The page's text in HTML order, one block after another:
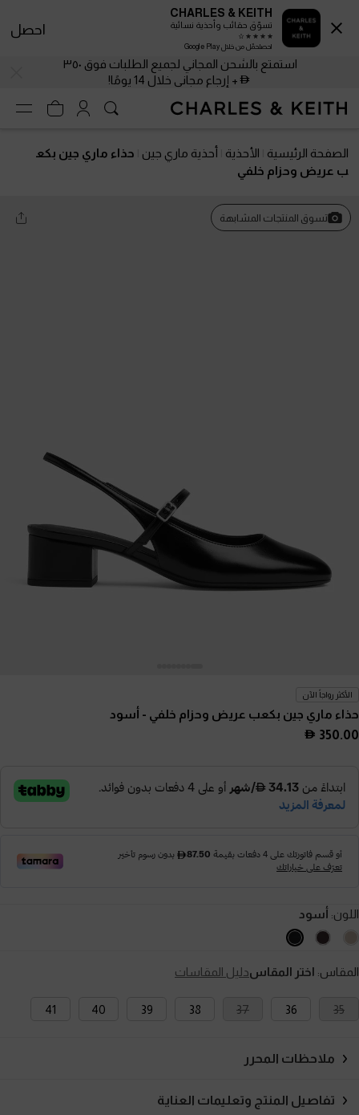
استمتع بالشحن المجاني لجميع الطلبات فوق ٣٥٠
+ إرجاع مجاني خلال 14 يومًا!
الصفحة الرئيسية الأحذية أحذية ماري جين
حذاء ماري جين بكع
ب عريض وحزام خلفي
تسوق المنتجات المشابهة
الأكثر رواجاً الآن
حذاء ماري جين بكعب عريض وحزام خلفي - أسود
350.00
اللون: أسود
المقاس: اختر المقاسدليل المقاسات
35
36
37
38
39
40
41
ملاحظات المحرر
تفاصيل المنتج وتعليمات العناية
CHARLES & KEITH
تسوّق حقائب وأحذية نسائية
احصلحمّل من خلال Google Play
احصل